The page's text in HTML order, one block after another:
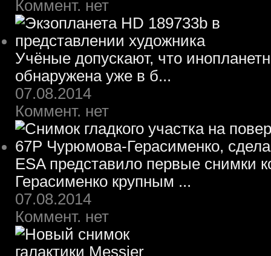
Коммент. нет
Учёные допускают, что
обнаружена уже в б...
07.08.2014
Коммент. нет
ESA представило первые снимки
Герасименко крупным ...
07.08.2014
Коммент. нет